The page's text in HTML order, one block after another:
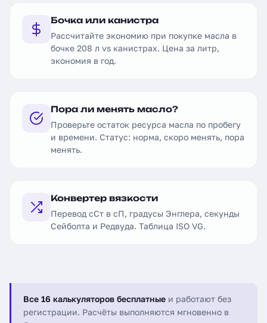
Бочка или канистра
Рассчитайте экономию при покупке масла в
бочке 208 л vs канистрах. Цена за литр,
экономия в год.
Пора ли менять масло?
Проверьте остаток ресурса масла по пробегу
и времени. Статус: норма, скоро менять, пора
менять.
Конвертер вязкости
Перевод сСт в сП, градусы Энглера, секунды
Сейболта и Редвуда. Таблица ISO VG.
Все 16 калькуляторов бесплатные и работают без
регистрации. Расчёты выполняются мгновенно в